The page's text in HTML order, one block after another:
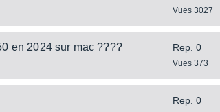
Vues 3027
en 2024 sur mac ????
Rep. 0
Vues 373
Rep. 0